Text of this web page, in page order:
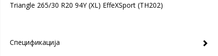
Triangle 265/30 R20 94Y (XL) EffeXSport (TH202)
Спецификација